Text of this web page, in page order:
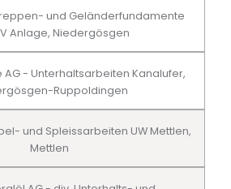
und Geländerfundamente
Anlage, Niedergösgen
AG - Unterhaltsarbeiten Kanalufer,
Ruppoldingen
und Spleissarbeiten UW Mettlen,
Mettlen